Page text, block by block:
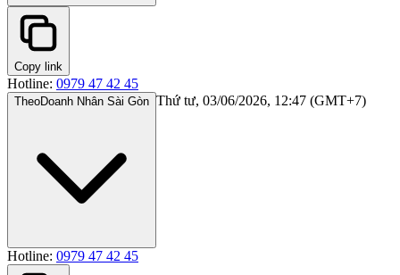
Copy link
Hotline: 0979 47 42 45
TheoDoanh Nhân Sài Gòn Thứ tư, 03/06/2026, 12:47 (GMT+7)
Hotline: 0979 47 42 45